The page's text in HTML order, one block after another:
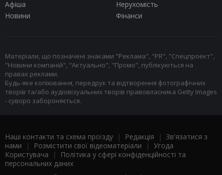
Афіша
Нерухомість
Новини
Фінанси
Матеріали, що позначені знаками "Реклама", "PR", "Спецпроект",
"Новини компаній", "Актуально", "Промо", публікуються на
правах реклами.
Будь-яке копіювання, передрук та відтворення фотографічних
творів та/або аудіовізуальних творів правовласника Getty Images
- суворо забороняється.
Наші контакти та схема проїзду | Редакція | Зв'язатися з
нами | Розмістити свої відеоматеріали | Угода
Користувача |
Політика у сфері конфіденційності та
персональних даних